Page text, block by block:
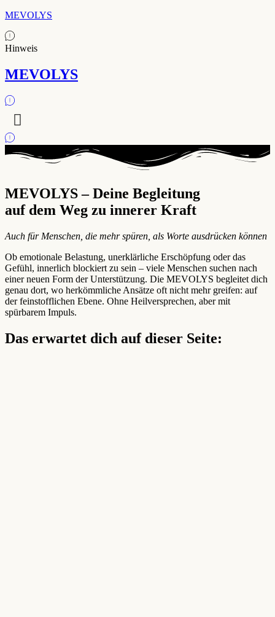
MEVOLYS
Hinweis
MEVOLYS
MEVOLYS – Deine Begleitung
auf dem Weg zu innerer Kraft
Auch für Menschen, die mehr spüren, als Worte ausdrücken können
Ob emotionale Belastung, unerklärliche Erschöpfung oder das
Gefühl, innerlich blockiert zu sein – viele Menschen suchen nach
einer neuen Form der Unterstützung. Die MEVOLYS begleitet dich
genau dort, wo herkömmliche Ansätze oft nicht mehr greifen: auf
der feinstofflichen Ebene. Ohne Heilversprechen, aber mit
spürbarem Impuls.
Das erwartet dich auf dieser Seite: